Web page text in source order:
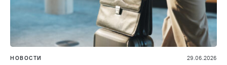
НОВОСТИ 29.06.2026